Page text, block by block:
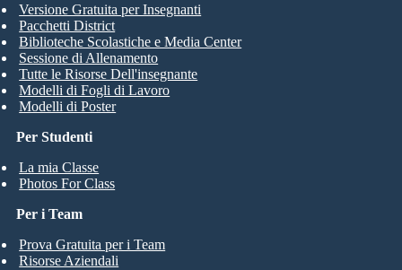
Per Studenti
La mia Classe
Photos For Class
Versione Gratuita per Insegnanti
Pacchetti District
Biblioteche Scolastiche e Media Center
Sessione di Allenamento
Tutte le Risorse Dell'insegnante
Modelli di Fogli di Lavoro
Modelli di Poster
Per i Team
Prova Gratuita per i Team
Risorse Aziendali